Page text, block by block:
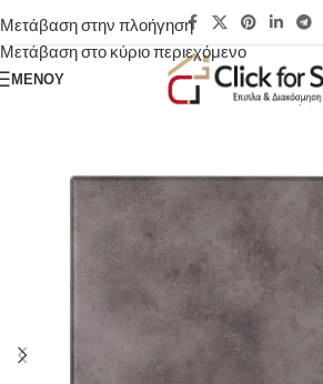
Μετάβαση στην πλοήγηση
Μετάβαση στο κύριο περιεχόμενο
ΜΕΝΟΎ